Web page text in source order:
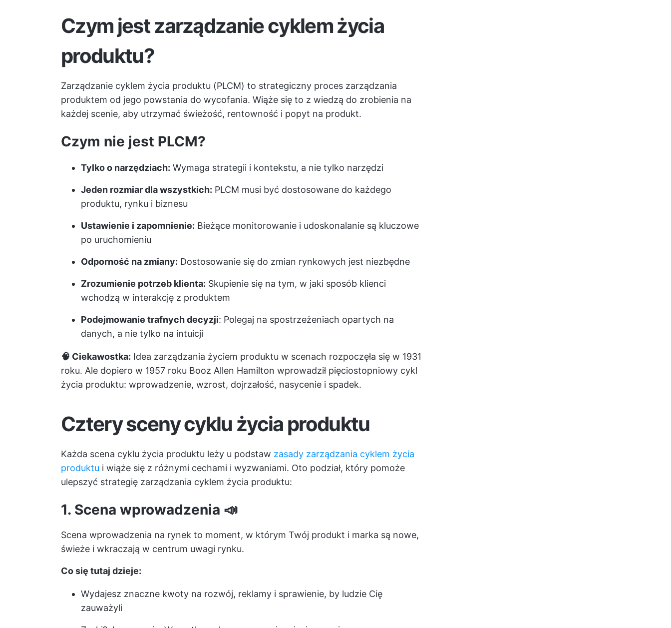
Czym jest zarządzanie cyklem życia
produktu?
Zarządzanie cyklem życia produktu (PLCM) to strategiczny proces zarządzania
produktem od jego powstania do wycofania. Wiąże się to z wiedzą do zrobienia na
każdej scenie, aby utrzymać świeżość, rentowność i popyt na produkt.
Czym nie jest PLCM?
Tylko o narzędziach: Wymaga strategii i kontekstu, a nie tylko narzędzi
Jeden rozmiar dla wszystkich: PLCM musi być dostosowane do każdego
produktu, rynku i biznesu
Ustawienie i zapomnienie: Bieżące monitorowanie i udoskonalanie są kluczowe
po uruchomieniu
Odporność na zmiany: Dostosowanie się do zmian rynkowych jest niezbędne
Zrozumienie potrzeb klienta: Skupienie się na tym, w jaki sposób klienci
wchodzą w interakcję z produktem
Podejmowanie trafnych decyzji: Polegaj na spostrzeżeniach opartych na
danych, a nie tylko na intuicji
🧠 Ciekawostka: Idea zarządzania życiem produktu w scenach rozpoczęła się w 1931
roku. Ale dopiero w 1957 roku Booz Allen Hamilton wprowadził pięciostopniowy cykl
życia produktu: wprowadzenie, wzrost, dojrzałość, nasycenie i spadek.
Cztery sceny cyklu życia produktu
Każda scena cyklu życia produktu leży u podstaw zasady zarządzania cyklem życia
produktu i wiąże się z różnymi cechami i wyzwaniami. Oto podział, który pomoże
ulepszyć strategię zarządzania cyklem życia produktu:
1. Scena wprowadzenia 📣
Scena wprowadzenia na rynek to moment, w którym Twój produkt i marka są nowe,
świeże i wkraczają w centrum uwagi rynku.
Co się tutaj dzieje:
Wydajesz znaczne kwoty na rozwój, reklamy i sprawienie, by ludzie Cię
zauważyli